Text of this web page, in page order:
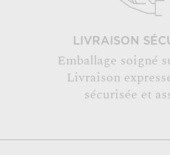
LIVRAISON
Emballage soigné
Livraison
sécurisée et